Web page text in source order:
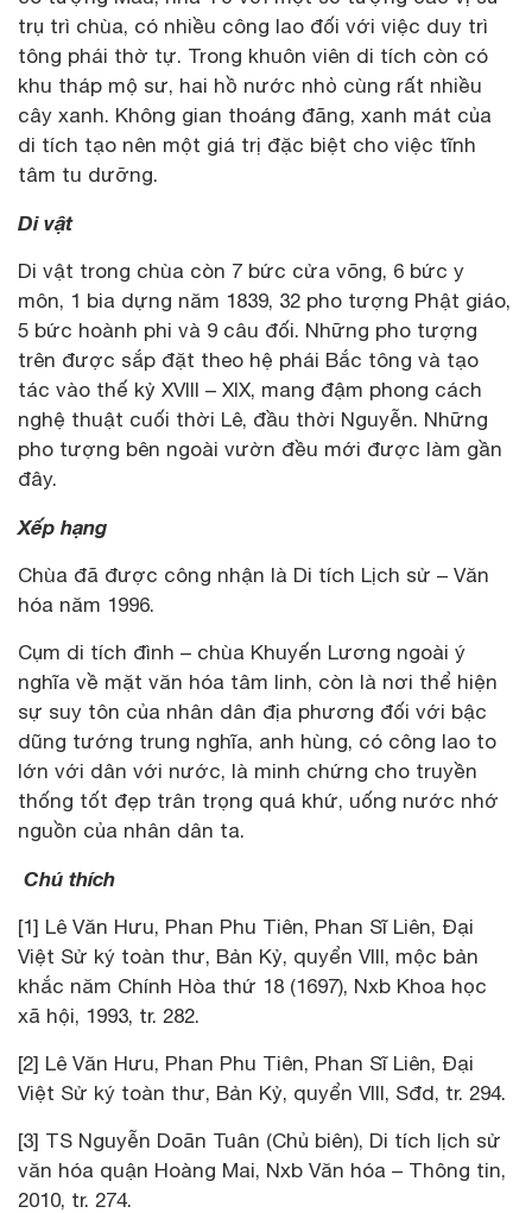
trụ trì chùa, có nhiều công lao đối với việc duy trì
tông phái thờ tự. Trong khuôn viên di tích còn có
khu tháp mộ sư, hai hồ nước nhỏ cùng rất nhiều
cây xanh. Không gian thoáng đãng, xanh mát của
di tích tạo nên một giá trị đặc biệt cho việc tĩnh
tâm tu dưỡng.
Di vật
Di vật trong chùa còn 7 bức cửa võng, 6 bức y
môn, 1 bia dựng năm 1839, 32 pho tượng Phật giáo,
5 bức hoành phi và 9 câu đối. Những pho tượng
trên được sắp đặt theo hệ phái Bắc tông và tạo
tác vào thế kỷ XVIII – XIX, mang đậm phong cách
nghệ thuật cuối thời Lê, đầu thời Nguyễn. Những
pho tượng bên ngoài vườn đều mới được làm gần
đây.
Xếp hạng
Chùa đã được công nhận là Di tích Lịch sử – Văn
hóa năm 1996.
Cụm di tích đình – chùa Khuyến Lương ngoài ý
nghĩa về mặt văn hóa tâm linh, còn là nơi thể hiện
sự suy tôn của nhân dân địa phương đối với bậc
dũng tướng trung nghĩa, anh hùng, có công lao to
lớn với dân với nước, là minh chứng cho truyền
thống tốt đẹp trân trọng quá khứ, uống nước nhớ
nguồn của nhân dân ta.
Chú thích
[1] Lê Văn Hưu, Phan Phu Tiên, Phan Sĩ Liên, Đại
Việt Sử ký toàn thư, Bản Kỷ, quyển VIII, mộc bản
khắc năm Chính Hòa thứ 18 (1697), Nxb Khoa học
xã hội, 1993, tr. 282.
[2] Lê Văn Hưu, Phan Phu Tiên, Phan Sĩ Liên, Đại
Việt Sử ký toàn thư, Bản Kỷ, quyển VIII, Sđd, tr. 294.
[3] TS Nguyễn Doãn Tuân (Chủ biên), Di tích lịch sử
văn hóa quận Hoàng Mai, Nxb Văn hóa – Thông tin,
2010, tr. 274.